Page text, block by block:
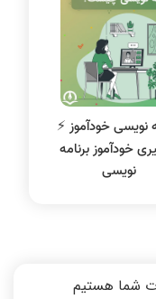
نویسی خودآموز ⚡️
خودآموز برنامه
نویسی
شما هستیم